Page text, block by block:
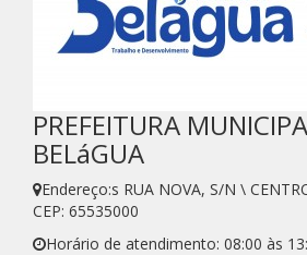
PREFEITURA
BELáGUA
Endereço:s RUA NOVA, S/N \
CEP: 65535000
Horário de atendimento: 08:00 às